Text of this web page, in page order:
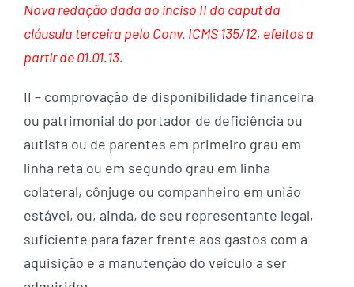
Nova redação dada ao inciso II do caput da
cláusula terceira pelo Conv. ICMS 135/12, efeitos a
partir de 01.01.13.
II – comprovação de disponibilidade financeira
ou patrimonial do portador de deficiência ou
autista ou de parentes em primeiro grau em
linha reta ou em segundo grau em linha
colateral, cônjuge ou companheiro em união
estável, ou, ainda, de seu representante legal,
suficiente para fazer frente aos gastos com a
aquisição e a manutenção do veículo a ser